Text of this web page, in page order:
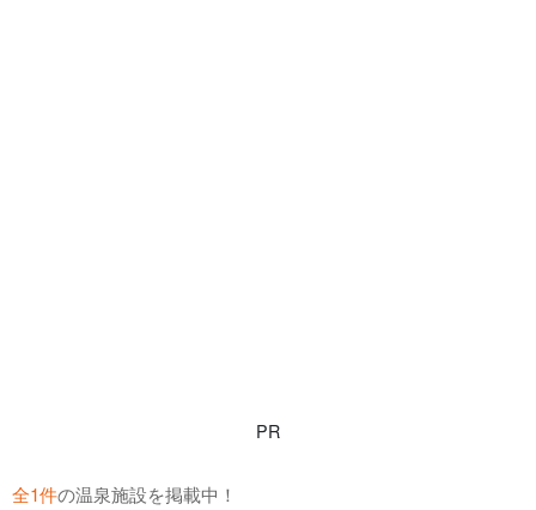
PR
全1件の温泉施設を掲載中！